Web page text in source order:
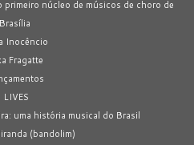
núcleo de músicos de choro de
Brasília
Inocêncio
Fragatte
LIVES
uma história musical do Brasil
(bandolim)